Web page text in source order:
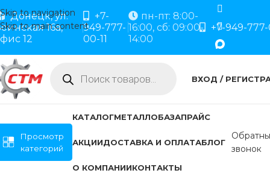
Skip to navigation
Skip to main content
Донецк, ул.
16а,
12
+7-
949-777-
00-11
пн-пт: 8:00-
16:00, сб: 09:00-
14:00
+7-949-777-
ВХОД /
Просмотр
категорий
КАТАЛОГМЕТАЛЛОБАЗАПРАЙС
АКЦИИДОСТАВКА И ОПЛАТАБЛОГ
О КОМПАНИИКОНТАКТЫ
звонок